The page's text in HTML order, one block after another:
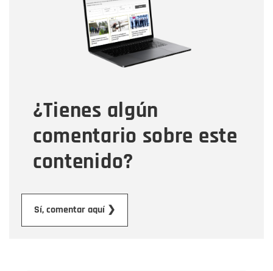
¿Tienes algún
comentario sobre este
contenido?
Sí, comentar aquí ❯
Correo electrónico
Tipo de comentario
Mensaje